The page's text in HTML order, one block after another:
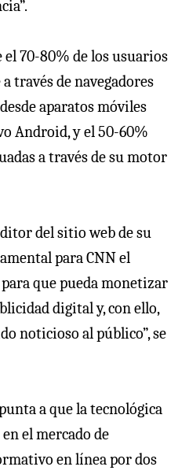
70-80% de los usuarios
través de navegadores
aparatos móviles
Android, y el 50-60%
a través de su motor
del sitio web de su
para CNN el
que pueda monetizar
digital y, con ello,
noticioso al público”, se
a que la tecnológica
el mercado de
en línea por dos